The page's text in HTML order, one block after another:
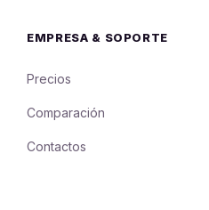
EMPRESA & SOPORTE
Precios
Comparación
Contactos